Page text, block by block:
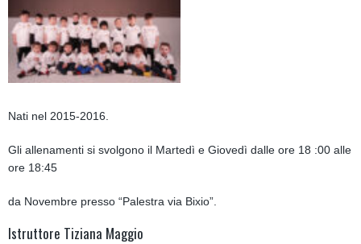
Nati nel 2015-2016.
Gli allenamenti si svolgono il Martedì e Giovedì dalle ore 18 :00 alle
ore 18:45
da Novembre presso “Palestra via Bixio”.
Istruttore Tiziana Maggio